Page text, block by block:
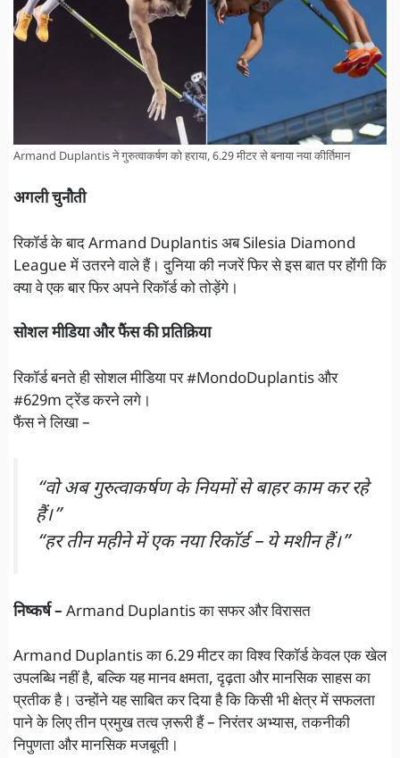
Armand Duplantis ने गुरुत्वाकर्षण को हराया, 6.29 मीटर से बनाया नया कीर्तिमान
अगली चुनौती
रिकॉर्ड के बाद Armand Duplantis अब Silesia Diamond
League में उतरने वाले हैं। दुनिया की नजरें फिर से इस बात पर होंगी कि
क्या वे एक बार फिर अपने रिकॉर्ड को तोड़ेंगे।
सोशल मीडिया और फैंस की प्रतिक्रिया
रिकॉर्ड बनते ही सोशल मीडिया पर #MondoDuplantis और
#629m ट्रेंड करने लगे।
फैंस ने लिखा –
“वो अब गुरुत्वाकर्षण के नियमों से बाहर काम कर रहे
हैं।”
“हर तीन महीने में एक नया रिकॉर्ड – ये मशीन हैं।”
निष्कर्ष – Armand Duplantis का सफर और विरासत
Armand Duplantis का 6.29 मीटर का विश्व रिकॉर्ड केवल एक खेल
उपलब्धि नहीं है, बल्कि यह मानव क्षमता, दृढ़ता और मानसिक साहस का
प्रतीक है। उन्होंने यह साबित कर दिया है कि किसी भी क्षेत्र में सफलता
पाने के लिए तीन प्रमुख तत्व ज़रूरी हैं – निरंतर अभ्यास, तकनीकी
निपुणता और मानसिक मजबूती।